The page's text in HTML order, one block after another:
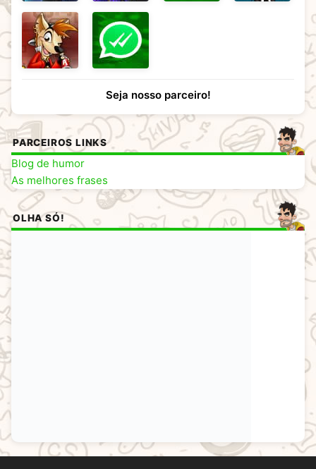
Seja nosso parceiro!
PARCEIROS LINKS
Blog de humor
As melhores frases
OLHA SÓ!